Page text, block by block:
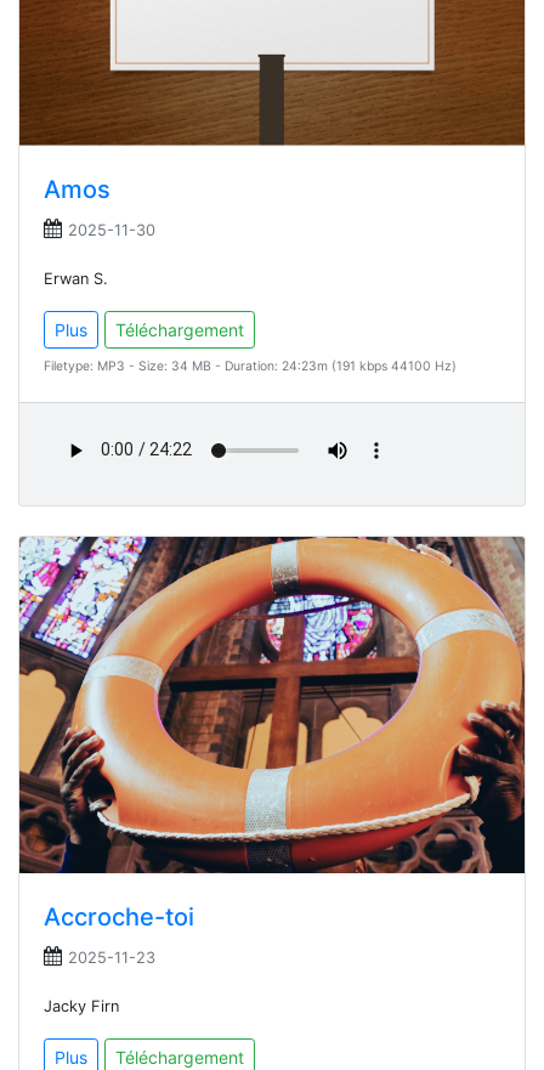
Amos
2025-11-30
Erwan S.
Plus Téléchargement
Filetype: MP3 - Size: 34 MB - Duration: 24:23m (191 kbps 44100 Hz)
Accroche-toi
2025-11-23
Jacky Firn
Plus Téléchargement